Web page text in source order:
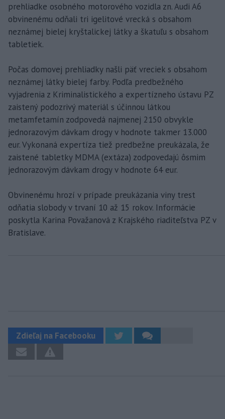
prehliadke osobného motorového vozidla zn. Audi A6
obvinenému odňali tri igelitové vrecká s obsahom
neznámej bielej kryštalickej látky a škatuľu s obsahom
tabletiek.
Počas domovej prehliadky našli päť vreciek s obsahom
neznámej látky bielej farby. Podľa predbežného
vyjadrenia z Kriminalistického a expertízneho ústavu PZ
zaistený podozrivý materiál s účinnou látkou
metamfetamín zodpovedá najmenej 2150 obvykle
jednorazovým dávkam drogy v hodnote takmer 13.000
eur. Vykonaná expertíza tiež predbežne preukázala, že
zaistené tabletky MDMA (extáza) zodpovedajú ôsmim
jednorazovým dávkam drogy v hodnote 64 eur.
Obvinenému hrozí v prípade preukázania viny trest
odňatia slobody v trvaní 10 až 15 rokov. Informácie
poskytla Karina Považanová z Krajského riaditeľstva PZ v
Bratislave.
Zdieľaj na Facebooku